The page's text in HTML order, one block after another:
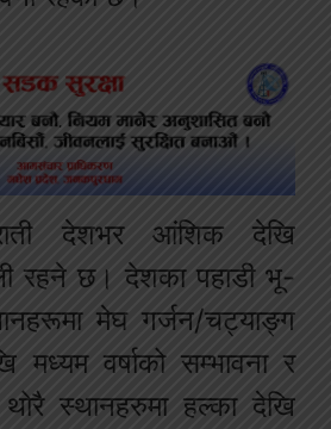
देशभर आंशिक देखि
रहने छ। देशका पहाडी भू-
मेघ गर्जन/चट्याङ्ग
मध्यम वर्षाको सम्भावना र
स्थानहरुमा हल्का देखि